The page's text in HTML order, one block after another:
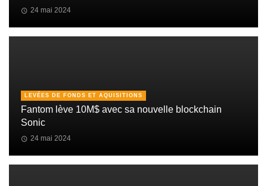
24 mai 2024
LEVÉES DE FONDS ET AQUISITIONS
Fantom lève 10M$ avec sa nouvelle blockchain
Sonic
24 mai 2024